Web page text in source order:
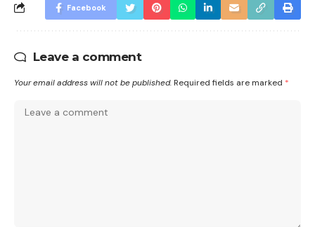
Facebook
Leave a comment
Your email address will not be published. Required fields are marked *